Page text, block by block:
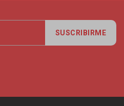
SUSCRIBIRME